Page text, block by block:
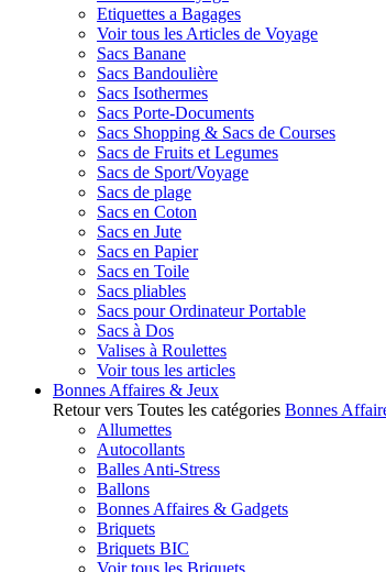
Etiquettes a Bagages
Voir tous les Articles de Voyage
Sacs Banane
Sacs Bandoulière
Sacs Isothermes
Sacs Porte-Documents
Sacs Shopping & Sacs de Courses
Sacs de Fruits et Legumes
Sacs de Sport/Voyage
Sacs de plage
Sacs en Coton
Sacs en Jute
Sacs en Papier
Sacs en Toile
Sacs pliables
Sacs pour Ordinateur Portable
Sacs à Dos
Valises à Roulettes
Voir tous les articles
Bonnes Affaires & Jeux
Retour vers Toutes les catégories Bonnes
Allumettes
Autocollants
Balles Anti-Stress
Ballons
Bonnes Affaires & Gadgets
Briquets
Briquets BIC
Voir tous les Briquets